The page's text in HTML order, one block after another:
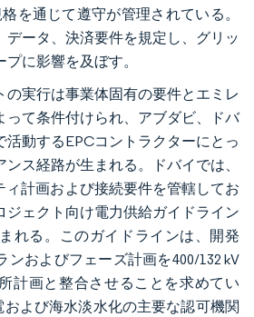
を通じて遵守が管理されている。
データ、決済要件を規定し、グリッ
に影響を及ぼす。
の実行は事業体固有の要件とエミレ
って条件付けられ、アブダビ、ドバ
活動するEPCコントラクターにとっ
ス経路が生まれる。ドバイでは、
ィ計画および接続要件を管轄してお
ジェクト向け電力供給ガイドライン
れる。このガイドラインは、開発
ンおよびフェーズ計画を400/132 kV
計画と整合させることを求めてい
および海水淡水化の主要な認可機関